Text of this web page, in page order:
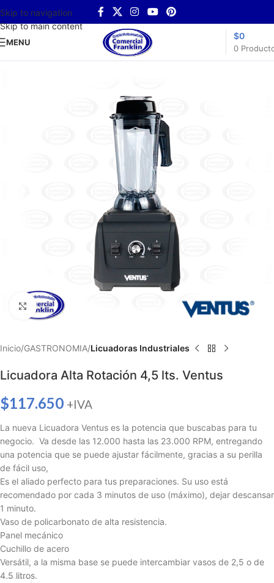
Skip to navigation
Skip to main content
MENU
0
$0
Haga clic para ampliar
Inicio GASTRONOMIA Licuadoras Industriales
Licuadora Alta Rotación 4,5 lts. Ventus
$117.650 +IVA
La nueva Licuadora Ventus es la potencia que buscabas para tu
negocio. Va desde las 12.000 hasta las 23.000 RPM, entregando
una potencia que se puede ajustar fácilmente, gracias a su perilla
de fácil uso,
Es el aliado perfecto para tus preparaciones. Su uso está
recomendado por cada 3 minutos de uso (máximo), dejar descansar
1 minuto.
Vaso de policarbonato de alta resistencia.
Panel mecánico
Cuchillo de acero
Versátil, a la misma base se puede intercambiar vasos de 2,5 o de
4,5 litros.